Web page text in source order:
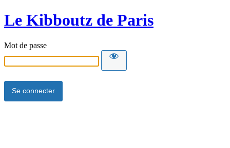
Le Kibboutz de Paris
Mot de passe